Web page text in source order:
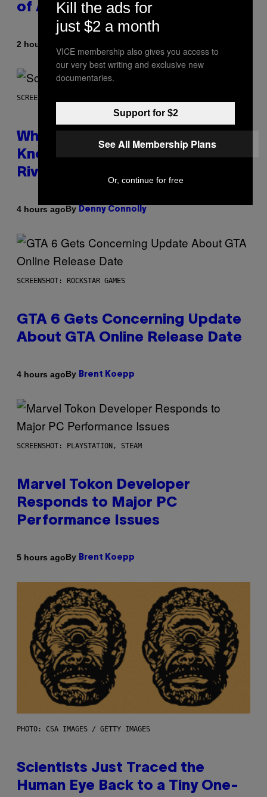
of All Time
2 hours ago
SCREENSHOT: NETEASE
Who Is The Hood? Everything To
Know About The Newest Marvel
Rivals Character
4 hours agoBy Denny Connolly
SCREENSHOT: ROCKSTAR GAMES
GTA 6 Gets Concerning Update
About GTA Online Release Date
4 hours agoBy Brent Koepp
SCREENSHOT: PLAYSTATION, STEAM
Marvel Tokon Developer
Responds to Major PC
Performance Issues
5 hours agoBy Brent Koepp
PHOTO: CSA IMAGES / GETTY IMAGES
Scientists Just Traced the
Human Eye Back to a Tiny One-
Kill the ads for
just $2 a month
VICE membership also gives you access to
our very best writing and exclusive new
documentaries.
Support for $2
See All Membership Plans
Or, continue for free